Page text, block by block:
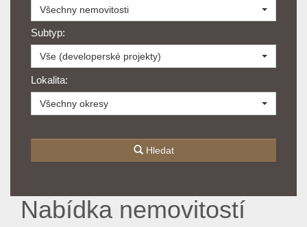
Všechny nemovitosti
Subtyp:
Vše (developerské projekty)
Lokalita:
Všechny okresy
Hledat
Nabídka nemovitostí